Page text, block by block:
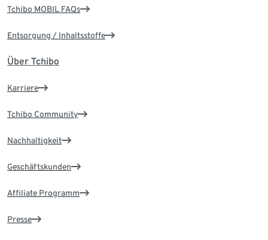
Tchibo MOBIL FAQs
Entsorgung / Inhaltsstoffe
Über Tchibo
Karriere
Tchibo Community
Nachhaltigkeit
Geschäftskunden
Affiliate Programm
Presse